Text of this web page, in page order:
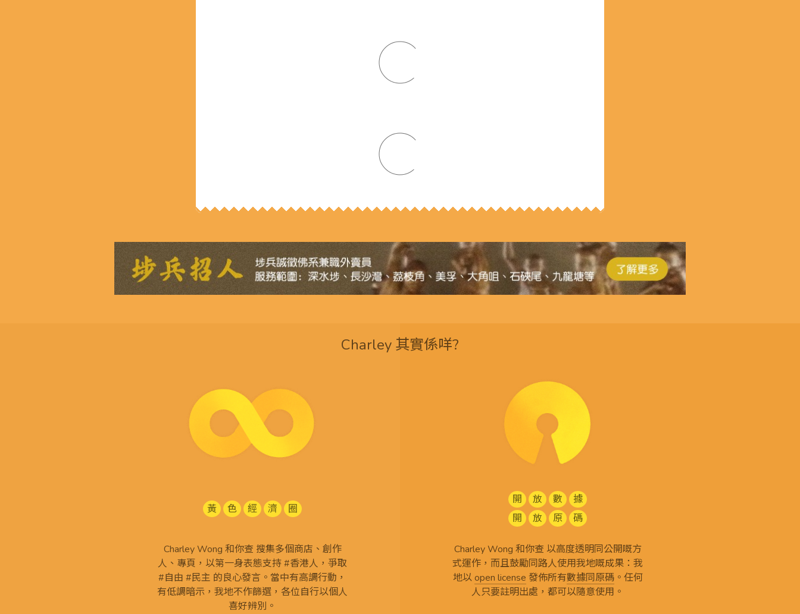
Charley 其實係咩?
黃 色 經 濟 圈
Charley Wong 和你查 搜集多個商店、創作
人、專頁，以第一身表態支持 #香港人，爭取
#自由 #民主 的良心發言。當中有高調行動，
有低調暗示，我地不作篩選，各位自行以個人
喜好辨別。
開 放 數
據
開
放 原 碼
Charley Wong 和你查 以高度透明同公開嘅方
式運作，而且鼓勵同路人使用我地嘅成果：我
地以open license 發佈所有數據同原碼。任何
人只要註明出處，都可以隨意使用。